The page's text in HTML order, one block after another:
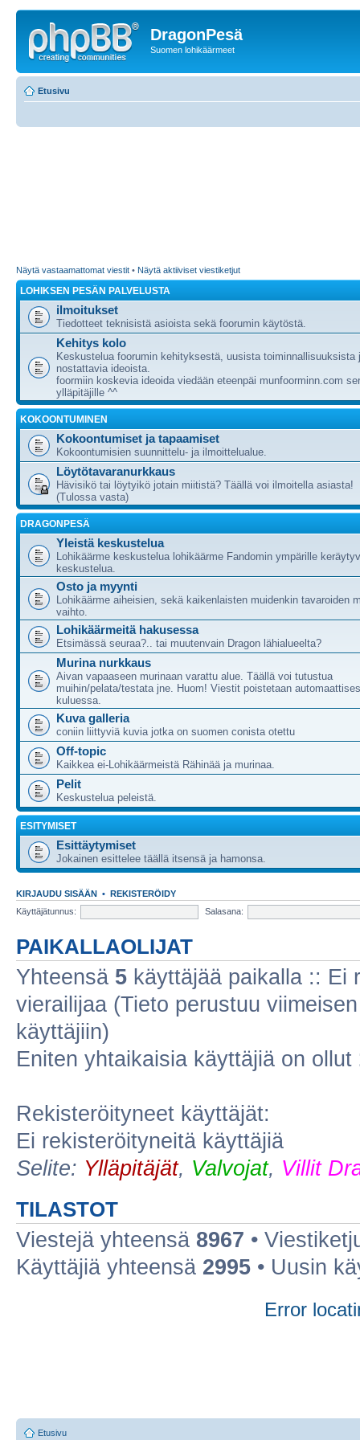
DragonPesä
Suomen lohikäärmeet
Etusivu
Näytä vastaamattomat viestit • Näytä aktiiviset viestiketjut
LOHIKSEN PESÄN PALVELUSTA
ilmoitukset
Tiedotteet teknisistä asioista sekä foorumin käytöstä.
Kehitys kolo
Keskustelua foorumin kehityksestä, uusista toiminnallisuuksista
nostattavia ideoista.
foormiin koskevia ideoida viedään eteenpäi munfoorminn.com
ylläpitäjille ^^
KOKOONTUMINEN
Kokoontumiset ja tapaamiset
Kokoontumisien suunnittelu- ja ilmoittelualue.
Löytötavaranurkkaus
Hävisikö tai löytyikö jotain miitistä? Täällä voi ilmoitella asiasta!
(Tulossa vasta)
DRAGONPESÄ
Yleistä keskustelua
Lohikäärme keskustelua lohikäärme Fandomin ympärille
keskustelua.
Osto ja myynti
Lohikäärme aiheisien, sekä kaikenlaisten muidenkin tavaroiden
vaihto.
Lohikäärmeitä hakusessa
Etsimässä seuraa?.. tai muutenvain Dragon lähialueelta?
Murina nurkkaus
Aivan vapaaseen murinaan varattu alue. Täällä voi tutustua
muihin/pelata/testata jne. Huom! Viestit poistetaan
kuluessa.
Kuva galleria
coniin liittyviä kuvia jotka on suomen conista otettu
Off-topic
Kaikkea ei-Lohikäärmeistä Rähinää ja murinaa.
Pelit
Keskustelua peleistä.
ESITYMISET
Esittäytymiset
Jokainen esittelee täällä itsensä ja hamonsa.
KIRJAUDU SISÄÄN • REKISTERÖIDY
Käyttäjätunnus:
Salasana:
PAIKALLAOLIJAT
Yhteensä 5 käyttäjää paikalla :: Ei
vierailijaa (Tieto perustuu
käyttäjiin)
Eniten yhtaikaisia käyttäjiä on ollut
Rekisteröityneet käyttäjät:
Ei rekisteröityneitä käyttäjiä
Selite: Ylläpitäjät, Valvojat, Villit
TILASTOT
Viestejä yhteensä 8967 •
Käyttäjiä yhteensä 2995 • Uusin
Error
Etusivu